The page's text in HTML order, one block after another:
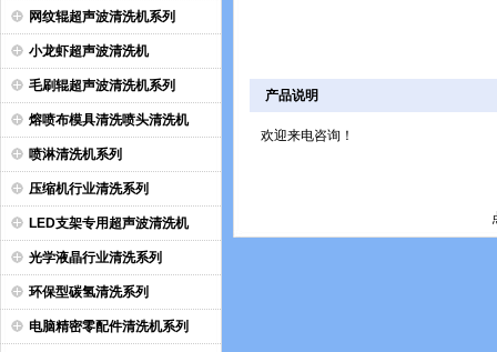
网纹辊超声波清洗机系列
小龙虾超声波清洗机
毛刷辊超声波清洗机系列
熔喷布模具清洗喷头清洗机
喷淋清洗机系列
压缩机行业清洗系列
LED支架专用超声波清洗机
光学液晶行业清洗系列
环保型碳氢清洗系列
电脑精密零配件清洗机系列
产品说明
欢迎来电咨询！